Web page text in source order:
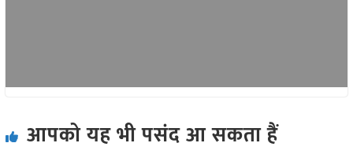
आपको यह भी पसंद आ सकता हैं